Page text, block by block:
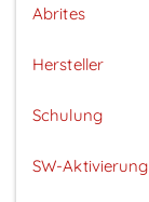
Abrites
Hersteller
Schulung
SW-Aktivierung